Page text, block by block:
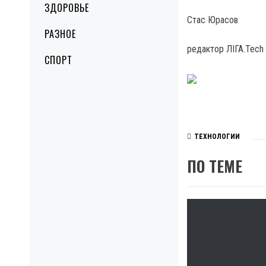
ЗДОРОВЬЕ
РАЗНОЕ
СПОРТ
Стас Юрасов
редактор ЛІГА.Tech
ТЕХНОЛОГИИ
ПО ТЕМЕ